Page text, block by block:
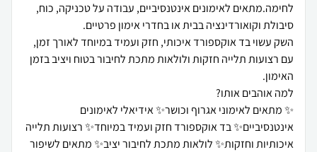
לחימה.מתאים לאימונים אינטנסיביים, עבודה על טכניקה, כוח,
השק עשוי בד אוקספורד איכותי, חזק ועמיד במיוחד לאורך זמן,
עם רצועות תלייה חזקות ולולאות מתכת לחיבור בטוח ויציב בזמן
✨ מתאים לאימוני אגרוף וכושר✨ אידיאלי לאימונים
אינטנסיביים✨ בד אוקספורד חזק ועמיד במיוחד✨ רצועות תלייה
איכותיות וחזקות✨ לולאות מתכת לחיבור יציב✨ מתאים לשיפור